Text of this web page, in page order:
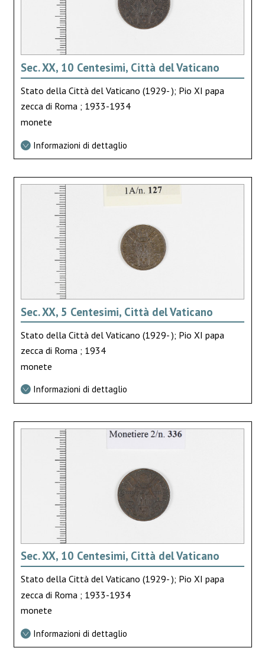
Sec. XX, 10 Centesimi, Città del Vaticano
Stato della Città del Vaticano (1929- ); Pio XI papa
zecca di Roma ; 1933-1934
monete
Informazioni di dettaglio
Sec. XX, 5 Centesimi, Città del Vaticano
Stato della Città del Vaticano (1929- ); Pio XI papa
zecca di Roma ; 1934
monete
Informazioni di dettaglio
Sec. XX, 10 Centesimi, Città del Vaticano
Stato della Città del Vaticano (1929- ); Pio XI papa
zecca di Roma ; 1933-1934
monete
Informazioni di dettaglio